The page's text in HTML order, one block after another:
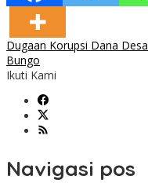
Dugaan Korupsi Dana Desa
Bungo
Ikuti Kami
Navigasi pos